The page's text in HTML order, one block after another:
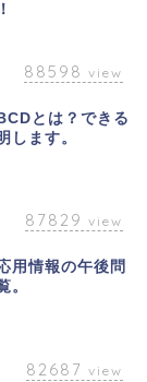
88598 view
とは？できる
します。
87829 view
用情報の午後問
。
82687 view